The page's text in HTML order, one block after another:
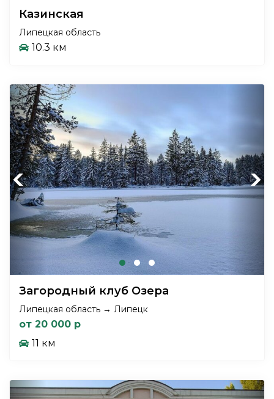
Казинская
Липецкая область
10.3 км
Previous Next
Загородный клуб Озера
Липецкая область → Липецк
от 20 000 р
11 км